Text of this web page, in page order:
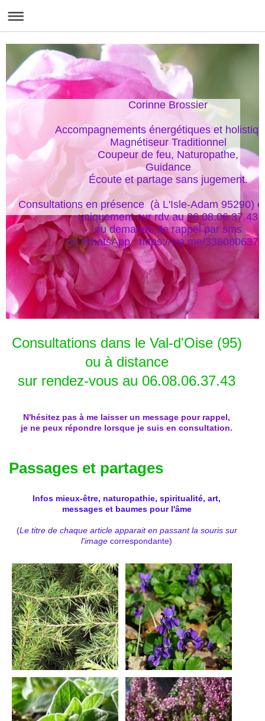
Corinne Brossier
Accompagnements énergétiques et
Magnétiseur Traditionnel
Coupeur de feu, Naturopathe,
Guidance
Écoute et partage sans jugement.
Consultations en présence  (à L'Isle-Adam 95290)
uniquement sur rdv au 06.08.06.37.43
ou demande de rappel par sms
ou WhatsApp : https://wa.me/
Consultations dans le Val-d'Oise (95)
ou à distance
sur rendez-vous au 06.08.06.37.43
N'hésitez pas à me laisser un message pour rappel,
je ne peux répondre lorsque je suis en consultation.
Passages et partages
Infos mieux-être, naturopathie, spiritualité, art,
messages et baumes pour l'âme
(Le titre de chaque article apparait en passant la souris sur
l'image correspondante)